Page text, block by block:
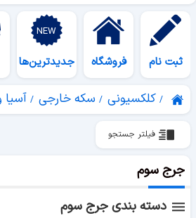
ثبت نام فروشگاه جدیدترین‌ها
کلکسیونی سکه خارجی آسیا
فیلتر جستجو
جرج سوم
دسته بندی جرج سوم